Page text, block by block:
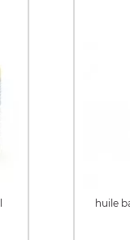
huile